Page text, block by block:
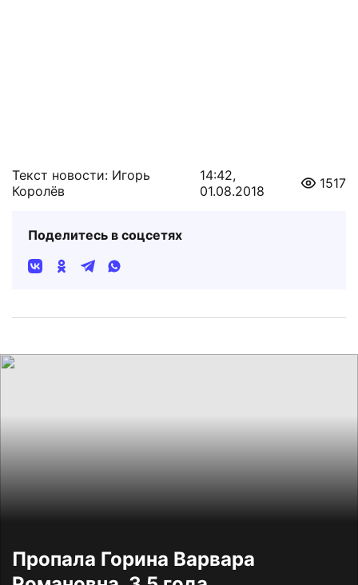
Текст новости: Игорь
Королёв
14:42,
01.08.2018
1517
Поделитесь в соцсетях
Пропала Горина Варвара